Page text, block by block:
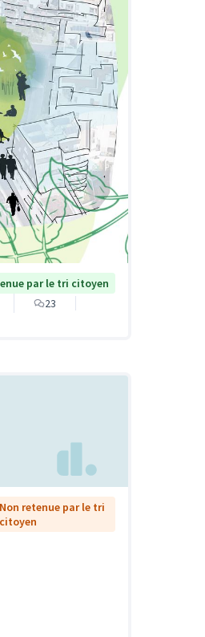
par le tri citoyen
23
Non retenue par le tri
citoyen